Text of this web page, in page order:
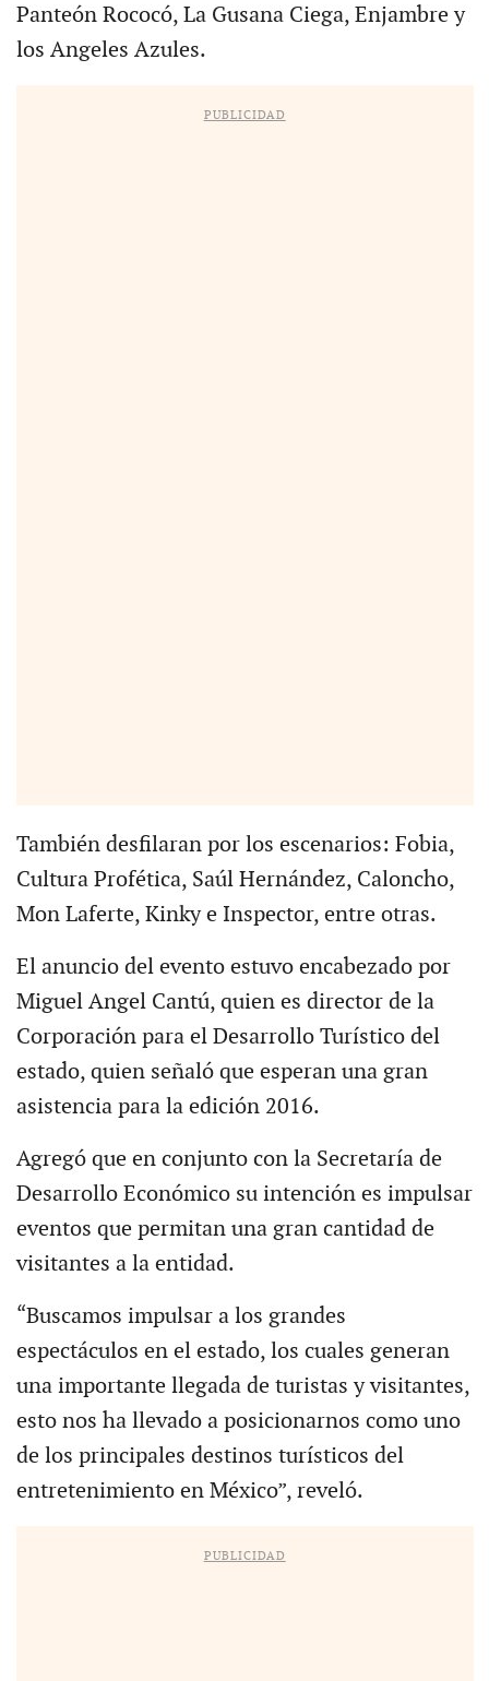
Panteón Rococó, La Gusana Ciega, Enjambre y
los Angeles Azules.
PUBLICIDAD
También desfilaran por los escenarios: Fobia,
Cultura Profética, Saúl Hernández, Caloncho,
Mon Laferte, Kinky e Inspector, entre otras.
El anuncio del evento estuvo encabezado por
Miguel Angel Cantú, quien es director de la
Corporación para el Desarrollo Turístico del
estado, quien señaló que esperan una gran
asistencia para la edición 2016.
Agregó que en conjunto con la Secretaría de
Desarrollo Económico su intención es impulsar
eventos que permitan una gran cantidad de
visitantes a la entidad.
“Buscamos impulsar a los grandes
espectáculos en el estado, los cuales generan
una importante llegada de turistas y visitantes,
esto nos ha llevado a posicionarnos como uno
de los principales destinos turísticos del
entretenimiento en México”, reveló.
PUBLICIDAD